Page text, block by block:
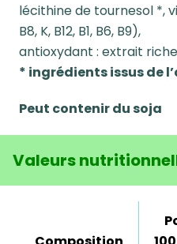
lécithine de tournesol *,
B8, K, B12, B1, B6, B9),
antioxydant : extrait
* ingrédients issus de
Peut contenir du soja
Valeurs